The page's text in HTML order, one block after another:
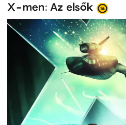
X-men: Az elsők